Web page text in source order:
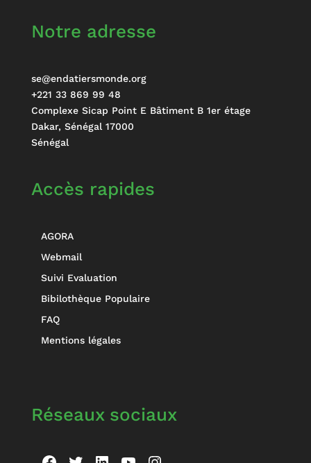
Notre adresse
se@endatiersmonde.org
+221 33 869 99 48
Complexe Sicap Point E Bâtiment B 1er étage
Dakar, Sénégal 17000
Sénégal
Accès rapides
AGORA
Webmail
Suivi Evaluation
Bibilothèque Populaire
FAQ
Mentions légales
Réseaux sociaux